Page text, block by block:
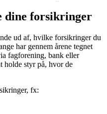
dine forsikringer
ud af, hvilke forsikringer du
har gennem årene tegnet
fagforening, bank eller
holde styr på, hvor de
fx: